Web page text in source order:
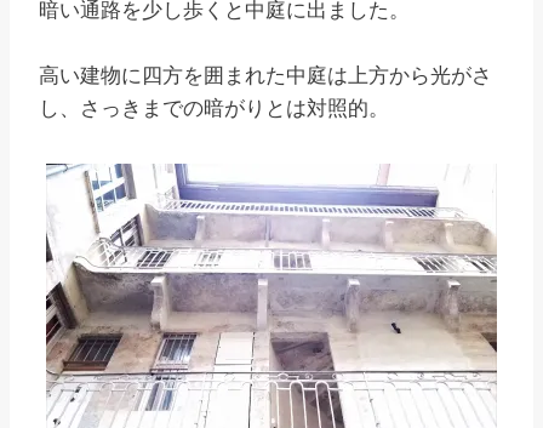
暗い通路を少し歩くと中庭に出ました。
高い建物に四方を囲まれた中庭は上方から光がさ
し、さっきまでの暗がりとは対照的。